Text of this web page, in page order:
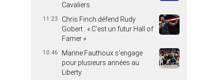
Cavaliers
11:23
Chris Finch défend Rudy
Gobert : « C’est un futur Hall of
Famer »
10:46
Marine Fauthoux s’engage
pour plusieurs années au
Liberty